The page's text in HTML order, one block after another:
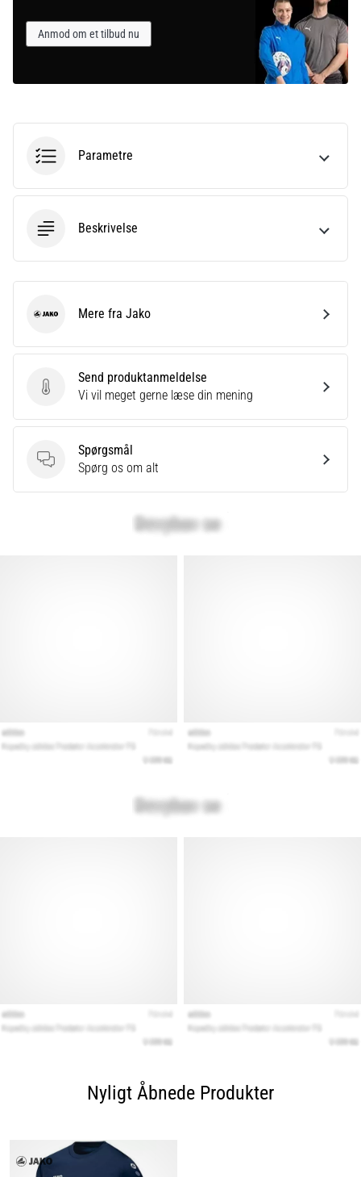
Anmod om et tilbud nu
Parametre
Beskrivelse
Send produktanmeldelse
Send produktanmeldelse
Vi vil meget gerne læse din mening
Spørgsmål
Spørgsmål
Spørg os om alt
Jako Mere fra Jako
Nyligt Åbnede Produkter